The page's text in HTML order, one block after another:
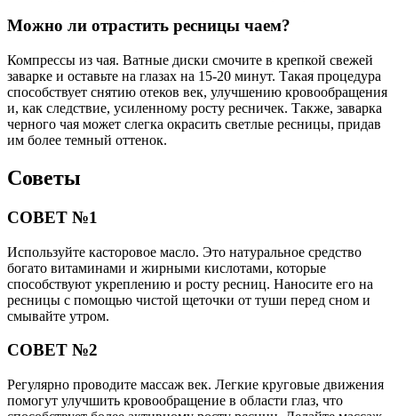
Можно ли отрастить ресницы чаем?
Компрессы из чая. Ватные диски смочите в крепкой свежей
заварке и оставьте на глазах на 15-20 минут. Такая процедура
способствует снятию отеков век, улучшению кровообращения
и, как следствие, усиленному росту ресничек. Также, заварка
черного чая может слегка окрасить светлые ресницы, придав
им более темный оттенок.
Советы
СОВЕТ №1
Используйте касторовое масло. Это натуральное средство
богато витаминами и жирными кислотами, которые
способствуют укреплению и росту ресниц. Наносите его на
ресницы с помощью чистой щеточки от туши перед сном и
смывайте утром.
СОВЕТ №2
Регулярно проводите массаж век. Легкие круговые движения
помогут улучшить кровообращение в области глаз, что